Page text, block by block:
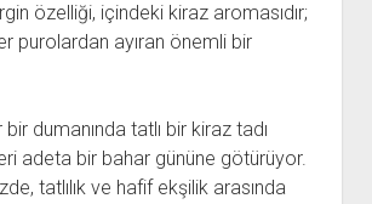
özelliği, içindeki kiraz aromasıdır;
purolardan ayıran önemli bir
dumanında tatlı bir kiraz tadı
adeta bir bahar gününe götürüyor.
tatlılık ve hafif ekşilik arasında